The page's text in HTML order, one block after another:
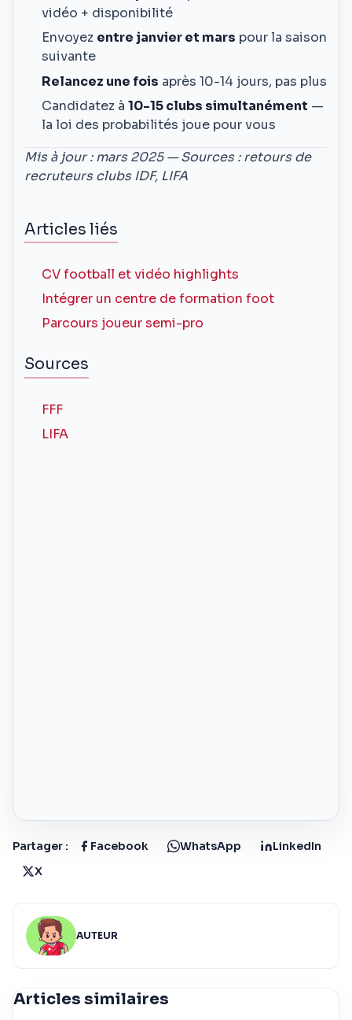
vidéo + disponibilité
Envoyez entre janvier et mars pour la saison
suivante
Relancez une fois après 10-14 jours, pas plus
Candidatez à 10-15 clubs simultanément —
la loi des probabilités joue pour vous
Mis à jour : mars 2025 — Sources : retours de
recruteurs clubs IDF, LIFA
Articles liés
CV football et vidéo highlights
Intégrer un centre de formation foot
Parcours joueur semi-pro
Sources
FFF
LIFA
Partager : Facebook WhatsApp
LinkedIn
X
AUTEUR
Articles similaires